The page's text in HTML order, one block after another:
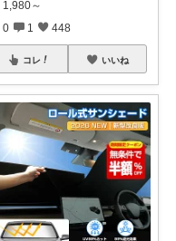
1,980～
0 1 448
コレ いいね